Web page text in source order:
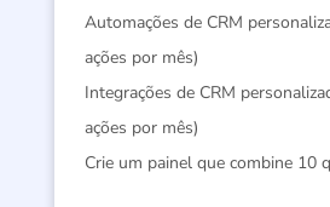
Automações de CRM
ações por mês)
Integrações de CRM
ações por mês)
Crie um painel que combine 10